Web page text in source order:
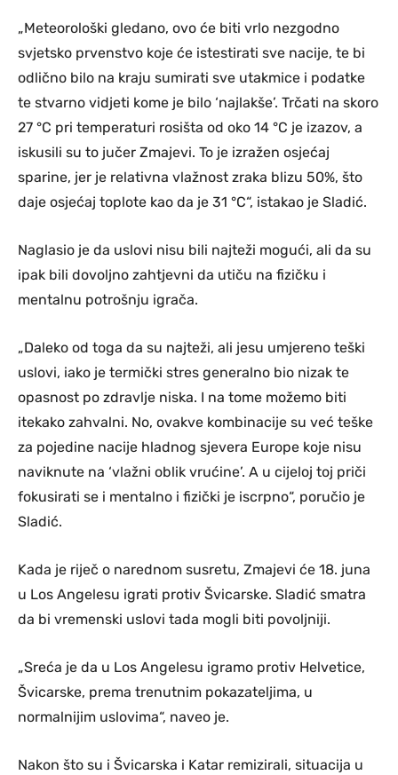
„Meteorološki gledano, ovo će biti vrlo nezgodno
svjetsko prvenstvo koje će istestirati sve nacije, te bi
odlično bilo na kraju sumirati sve utakmice i podatke
te stvarno vidjeti kome je bilo ‘najlakše’. Trčati na skoro
27 °C pri temperaturi rosišta od oko 14 °C je izazov, a
iskusili su to jučer Zmajevi. To je izražen osjećaj
sparine, jer je relativna vlažnost zraka blizu 50%, što
daje osjećaj toplote kao da je 31 °C“, istakao je Sladić.
Naglasio je da uslovi nisu bili najteži mogući, ali da su
ipak bili dovoljno zahtjevni da utiču na fizičku i
mentalnu potrošnju igrača.
„Daleko od toga da su najteži, ali jesu umjereno teški
uslovi, iako je termički stres generalno bio nizak te
opasnost po zdravlje niska. I na tome možemo biti
itekako zahvalni. No, ovakve kombinacije su već teške
za pojedine nacije hladnog sjevera Europe koje nisu
naviknute na ‘vlažni oblik vrućine’. A u cijeloj toj priči
fokusirati se i mentalno i fizički je iscrpno“, poručio je
Sladić.
Kada je riječ o narednom susretu, Zmajevi će 18. juna
u Los Angelesu igrati protiv Švicarske. Sladić smatra
da bi vremenski uslovi tada mogli biti povoljniji.
„Sreća je da u Los Angelesu igramo protiv Helvetice,
Švicarske, prema trenutnim pokazateljima, u
normalnijim uslovima“, naveo je.
Nakon što su i Švicarska i Katar remizirali, situacija u